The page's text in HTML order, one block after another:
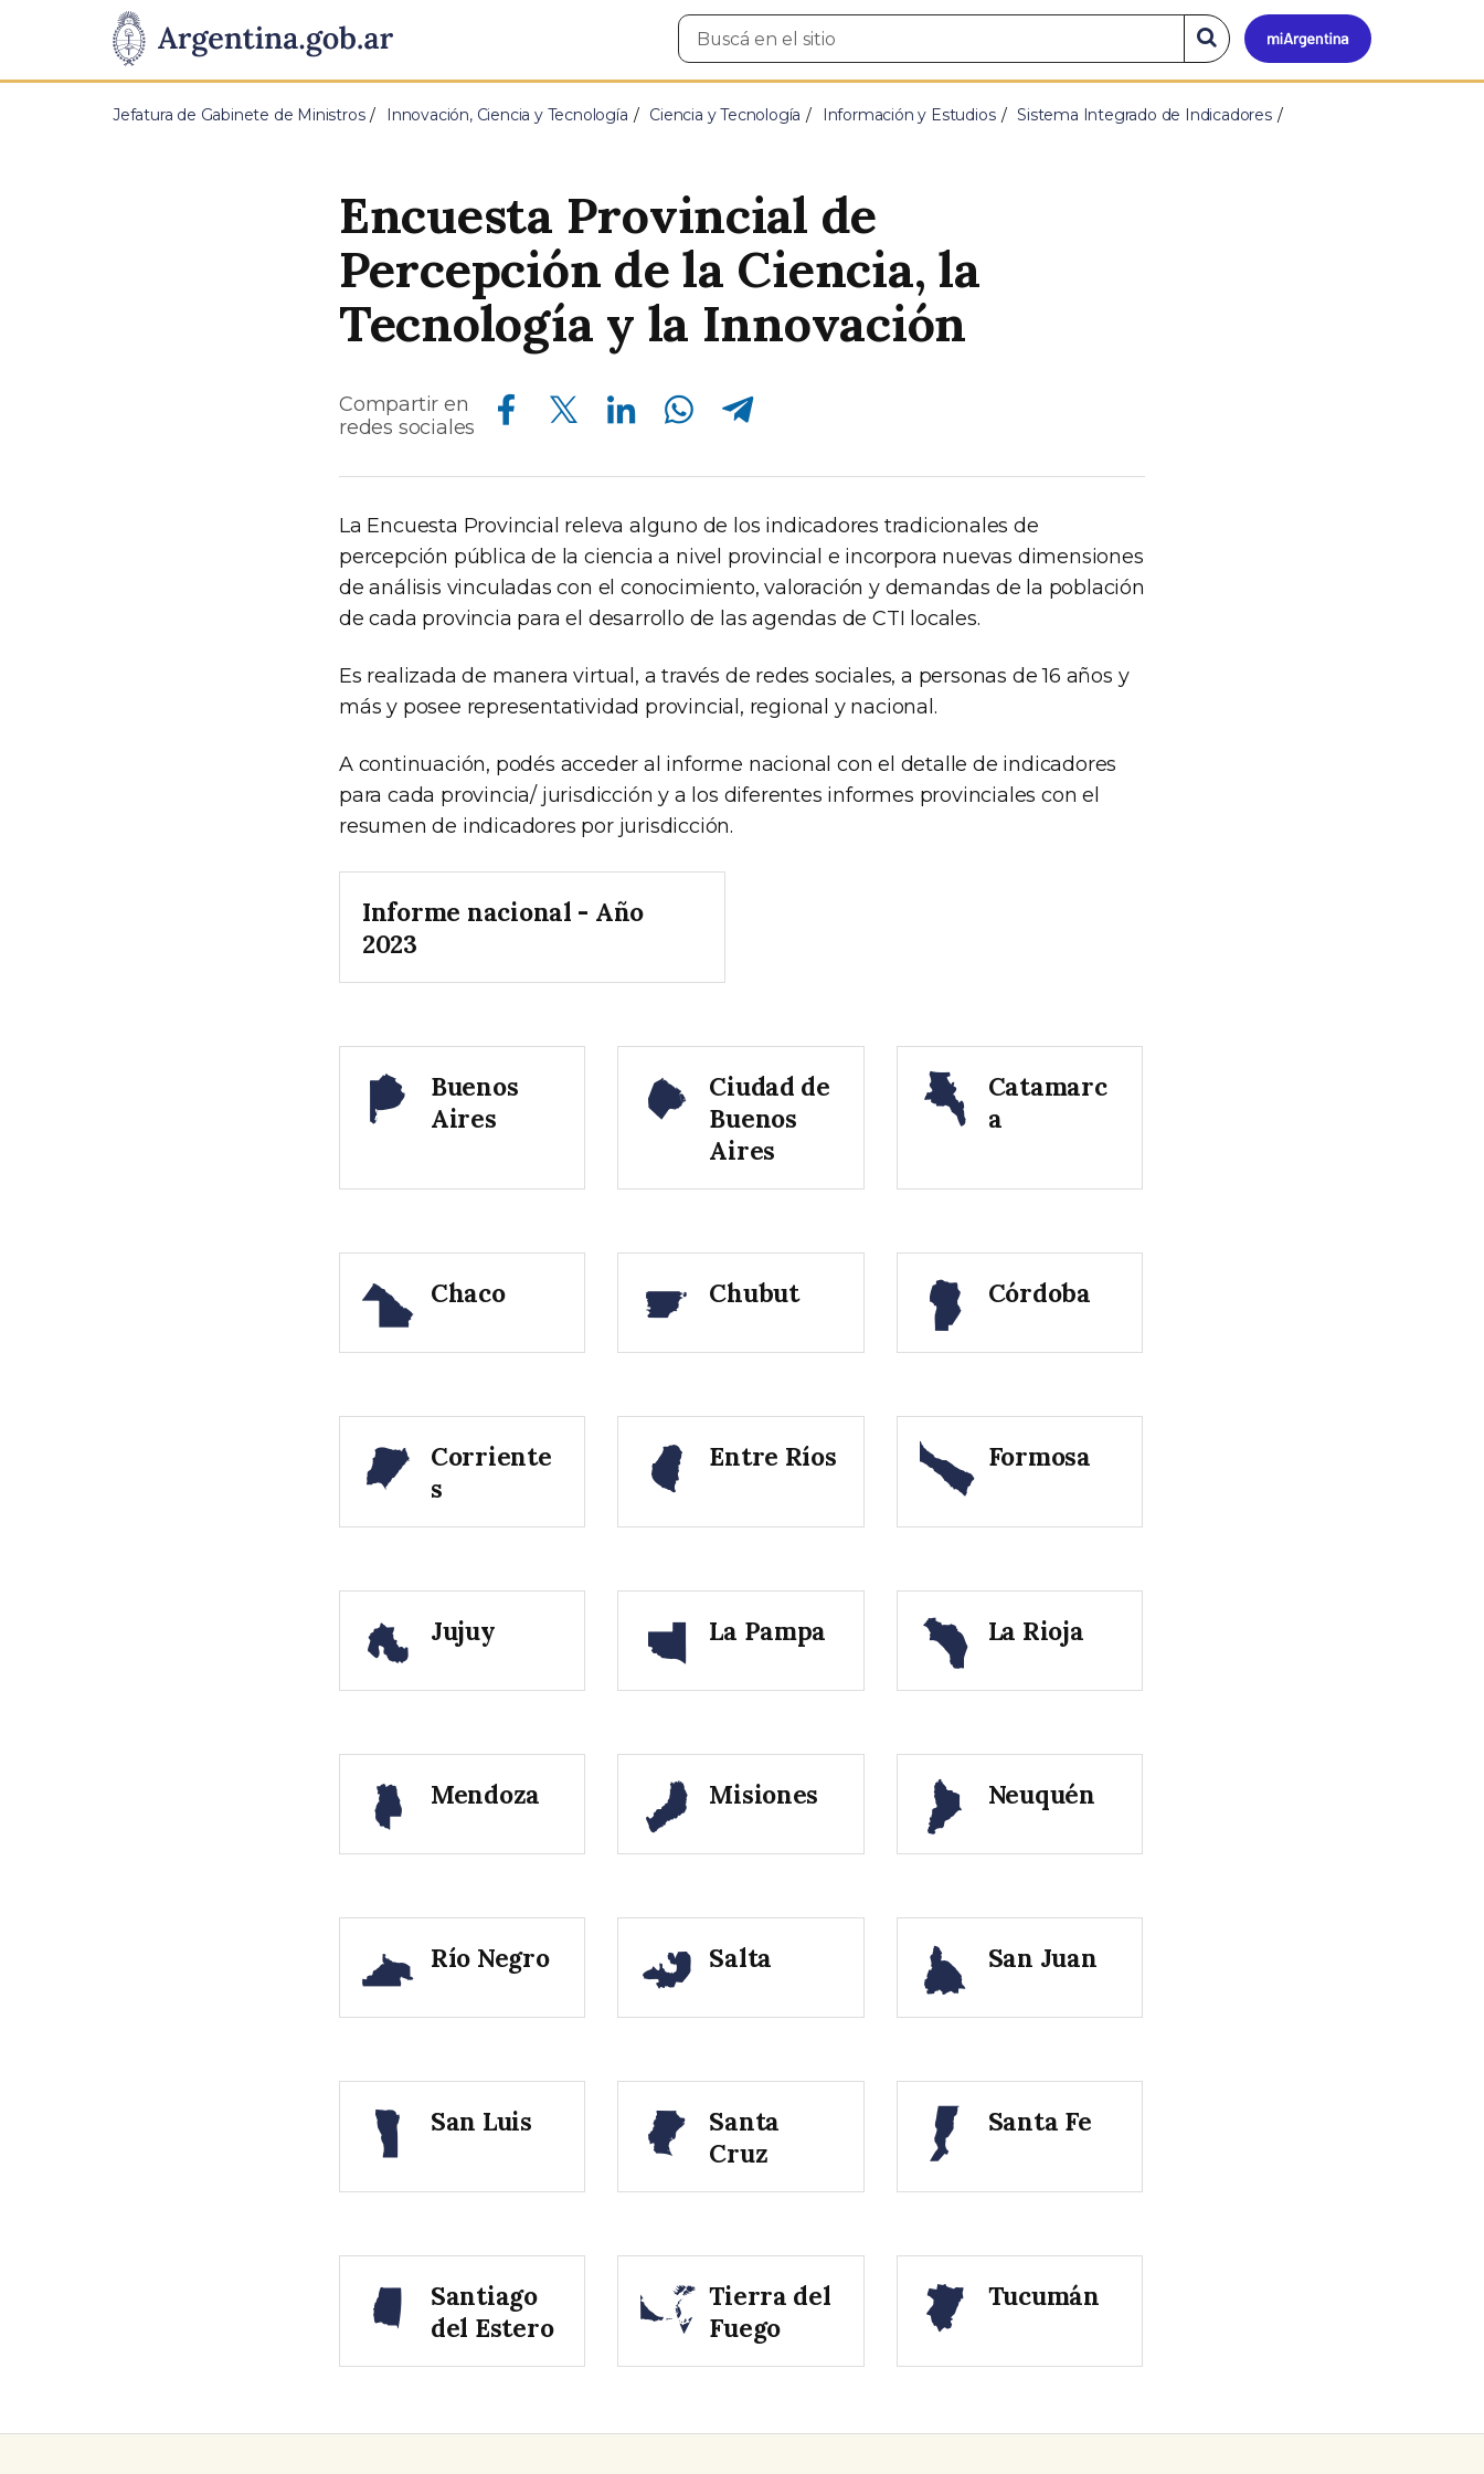
Presidencia
de
Pasar al contenido principal
Mi
Buscar
en
Buscar
en
el
sitio
Jefatura de Gabinete de Ministros Innovación, Ciencia y Tecnología Ciencia y Tecnología Información y Estudios Sistema Integrado de Indicadores
Encuesta Provincial de
Percepción de la Ciencia, la
Tecnología y la Innovación
Compartir en
redes sociales
Compartir en Facebook Compartir en Twitter Compartir en Linkedin Compartir en Whatsapp Compartir en Telegram
La Encuesta Provincial releva alguno de los indicadores tradicionales de
percepción pública de la ciencia a nivel provincial e incorpora nuevas dimensiones
de análisis vinculadas con el conocimiento, valoración y demandas de la población
de cada provincia para el desarrollo de las agendas de CTI locales.
Es realizada de manera virtual, a través de redes sociales, a personas de 16 años y
más y posee representatividad provincial, regional y nacional.
A continuación, podés acceder al informe nacional con el detalle de indicadores
para cada provincia/ jurisdicción y a los diferentes informes provinciales con el
resumen de indicadores por jurisdicción.
Informe nacional - Año
2023
Buenos
Aires
Ciudad de
Buenos
Aires
Catamarc
a
Chaco Chubut Córdoba
Corriente
s
Entre Ríos Formosa
Jujuy La Pampa La Rioja
Mendoza Misiones Neuquén
Río Negro Salta San Juan
San Luis
Santa
Cruz
Santa Fe
Santiago
del Estero
Tierra del
Fuego
Tucumán